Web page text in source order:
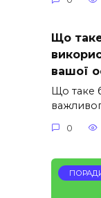
Що
вашої
Що таке
0